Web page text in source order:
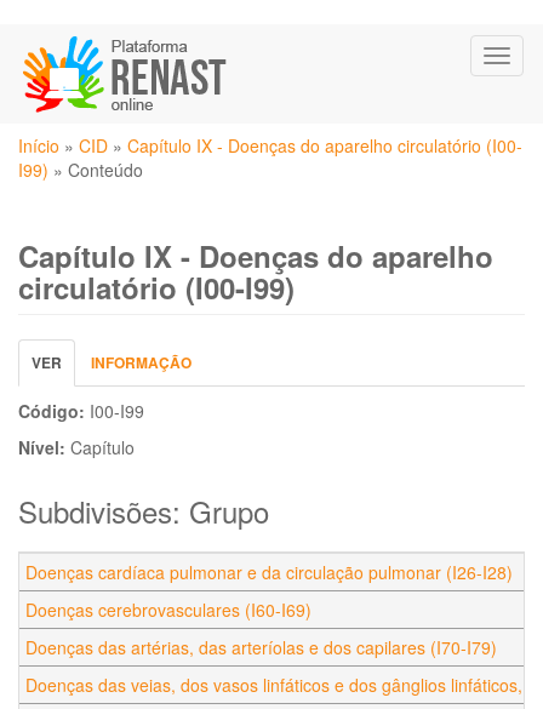
para
conteúdo
principal
Você
está
Início » CID » Capítulo IX - Doenças do aparelho circulatório (I00-
I99) » Conteúdo
Capítulo IX - Doenças do aparelho
circulatório (I00-I99)
Abas
primárias
VER (ABA
ATIVA)
INFORMAÇÃO
Código: I00-I99
Nível: Capítulo
Subdivisões: Grupo
Doenças cardíaca pulmonar e da circulação pulmonar (I26-I28)
Doenças cerebrovasculares (I60-I69)
Doenças das artérias, das arteríolas e dos capilares (I70-I79)
Doenças das veias, dos vasos linfáticos e dos gânglios linfáticos,